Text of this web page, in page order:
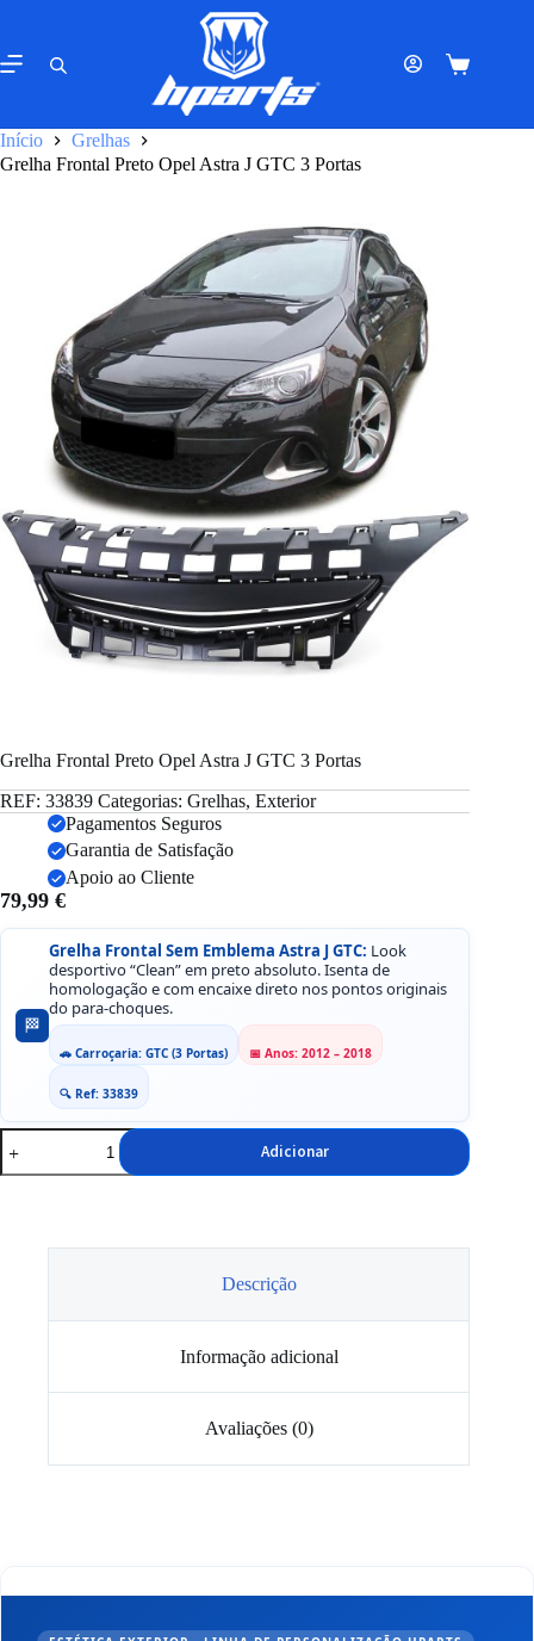
o
conteúdo
Carrinho
Início
Grelhas
Grelha Frontal Preto Opel Astra J GTC 3 Portas
Grelha Frontal Preto Opel Astra J GTC 3 Portas
REF: 33839 Categorias: Grelhas, Exterior
Pagamentos Seguros
Garantia de Satisfação
Apoio ao Cliente
79,99 €
🏁
Grelha Frontal Sem Emblema Astra J GTC: Look
desportivo “Clean” em preto absoluto. Isenta de
homologação e com encaixe direto nos pontos originais
do para-choques.
🚗 Carroçaria: GTC (3 Portas) 📅 Anos: 2012 – 2018
🔍 Ref: 33839
Quantidade
de
Grelha
Adicionar
Descrição
Informação adicional
Avaliações (0)